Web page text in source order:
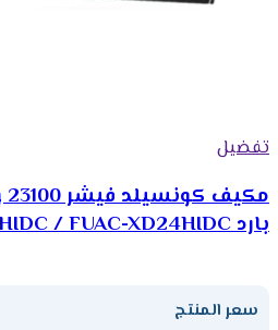
تفضيل
بارد FDAC-XF24HIDC / FUAC-XD24HIDC
سعر المنتج